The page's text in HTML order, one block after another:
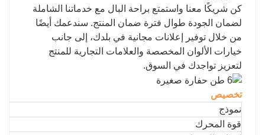
كن شريكًا معنا واستمتع براحة البال مع خدماتنا الشاملة
لضمان الجودة طوال فترة ضمان المنتج. سندعمك أيضًا
من خلال توفير إعلانات مجانية في بلدك، إلى جانب
خيارات الألوان المخصصة والعلامات التجارية للمنتج
لتعزيز تواجدك في السوق.
تخصيص
نموذج
قوة المحرك